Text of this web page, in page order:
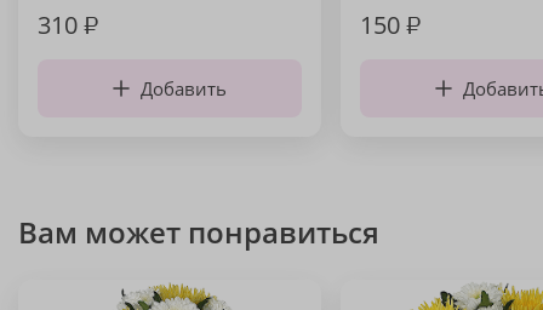
310₽
Добавить
150₽
Вам может понравиться